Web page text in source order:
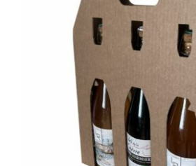
AJOUTER AU PANIER
DÉTAILS